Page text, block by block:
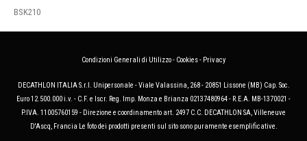
BSK210
Condizioni Generali di Utilizzo- Cookies- Privacy
DECATHLON ITALIA S.r.l. Unipersonale - Viale Valassina, 268 - 20851 Lissone (MB) Cap. Soc.
Euro 12.500.000 i.v. - C.F. e Iscr. Reg. Imp. Monza e Brianza 02137480964 - R.E.A. MB-1370021 -
P.IVA. 11005760159 - Direzione e coordinamento art. 2497 C.C. DECATHLON SA, Villeneuve
D'Ascq, Francia Le foto dei prodotti presenti sul sito sono puramente esemplificative.